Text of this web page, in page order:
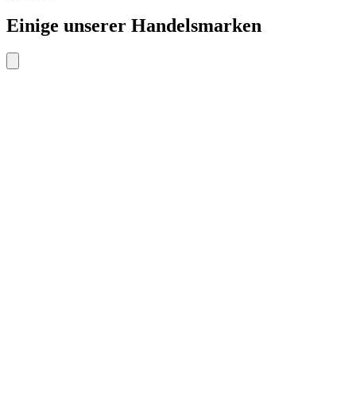
Einige unserer Handelsmarken